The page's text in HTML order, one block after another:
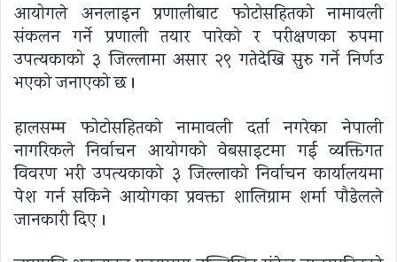
आयोगले अनलाइन प्रणालीबाट फोटोसहितको नामावली
संकलन गर्ने प्रणाली तयार पारेको र परीक्षणका रुपमा
उपत्यकाको ३ जिल्लामा असार २९ गतेदेखि सुरु गर्ने निर्णउ
भएको जनाएको छ ।
हालसम्म फोटोसहितको नामावली दर्ता नगरेका नेपाली
नागरिकले निर्वाचन आयोगको वेबसाइटमा गई व्यक्तिगत
विवरण भरी उपत्यकाको ३ जिल्लाको निर्वाचन कार्यालयमा
पेश गर्न सकिने आयोगका प्रवक्ता शालिग्राम शर्मा पौडेलले
जानकारी दिए ।